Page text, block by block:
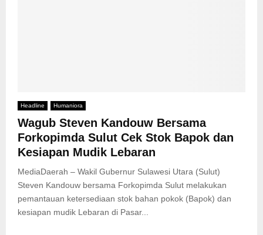
Headline Humaniora
Wagub Steven Kandouw Bersama
Forkopimda Sulut Cek Stok Bapok dan
Kesiapan Mudik Lebaran
MediaDaerah – Wakil Gubernur Sulawesi Utara (Sulut)
Steven Kandouw bersama Forkopimda Sulut melakukan
pemantauan ketersediaan stok bahan pokok (Bapok) dan
kesiapan mudik Lebaran di Pasar...